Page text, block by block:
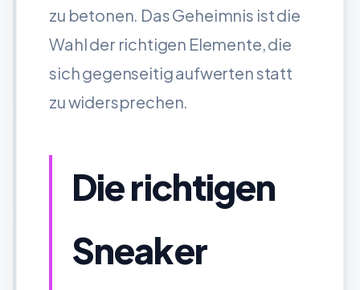
zu betonen. Das Geheimnis ist die
Wahl der richtigen Elemente, die
sich gegenseitig aufwerten statt
zu widersprechen.
Die richtigen
Sneaker